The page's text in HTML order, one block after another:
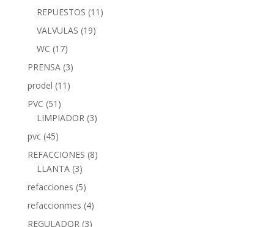
REPUESTOS (11)
VALVULAS (19)
WC (17)
PRENSA (3)
prodel (11)
PVC (51)
LIMPIADOR (3)
pvc (45)
REFACCIONES (8)
LLANTA (3)
refacciones (5)
refaccionmes (4)
REGULADOR (3)